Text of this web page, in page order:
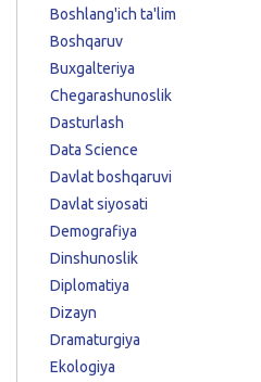
Boshlang'ich ta'lim
Boshqaruv
Buxgalteriya
Chegarashunoslik
Dasturlash
Data Science
Davlat boshqaruvi
Davlat siyosati
Demografiya
Dinshunoslik
Diplomatiya
Dizayn
Dramaturgiya
Ekologiya